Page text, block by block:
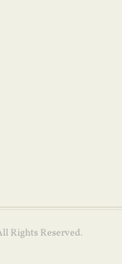
Rights Reserved.